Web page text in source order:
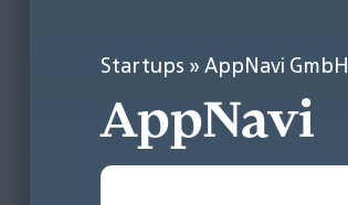
Startups » AppNavi GmbH
AppNavi